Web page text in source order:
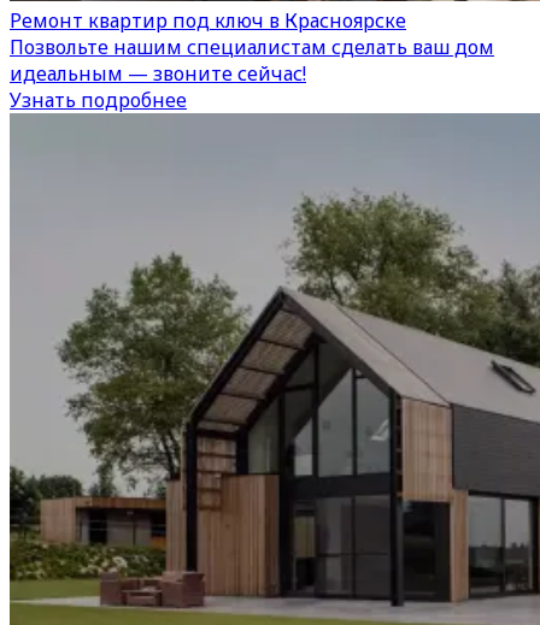
Ремонт квартир под ключ в Красноярске
Позвольте нашим специалистам сделать ваш дом
идеальным — звоните сейчас!
Узнать подробнее